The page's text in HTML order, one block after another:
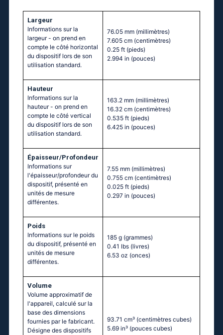
Largeur
Informations sur la
largeur - on prend en
compte le côté horizontal
du dispositif lors de son
utilisation standard.
76.05 mm (millimètres)
7.605 cm (centimètres)
0.25 ft (pieds)
2.994 in (pouces)
Hauteur
Informations sur la
hauteur - on prend en
compte le côté vertical
du dispositif lors de son
utilisation standard.
163.2 mm (millimètres)
16.32 cm (centimètres)
0.535 ft (pieds)
6.425 in (pouces)
Épaisseur/Profondeur
Informations sur
l'épaisseur/profondeur du
dispositif, présenté en
unités de mesure
différentes.
7.55 mm (millimètres)
0.755 cm (centimètres)
0.025 ft (pieds)
0.297 in (pouces)
Poids
Informations sur le poids
du dispositif, présenté en
unités de mesure
différentes.
185 g (grammes)
0.41 lbs (livres)
6.53 oz (onces)
Volume
Volume approximatif de
l'appareil, calculé sur la
base des dimensions
fournies par le fabricant.
Désigne des dispositifs
93.71 cm³ (centimètres cubes)
5.69 in³ (pouces cubes)